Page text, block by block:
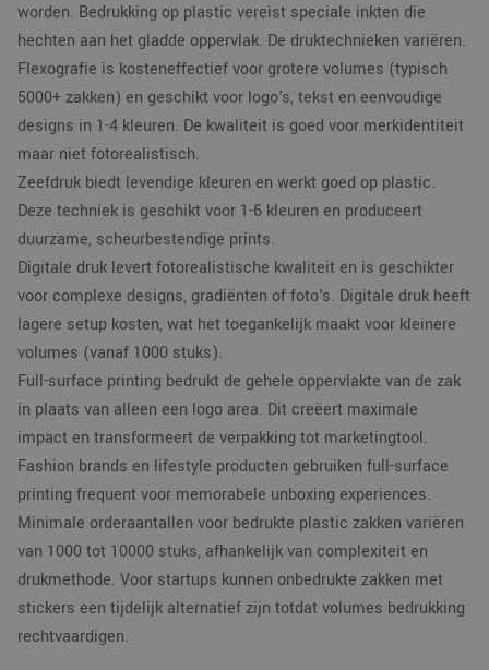
worden. Bedrukking op plastic vereist speciale inkten die
hechten aan het gladde oppervlak. De druktechnieken variëren.
Flexografie is kosteneffectief voor grotere volumes (typisch
5000+ zakken) en geschikt voor logo's, tekst en eenvoudige
designs in 1-4 kleuren. De kwaliteit is goed voor merkidentiteit
maar niet fotorealistisch.
Zeefdruk biedt levendige kleuren en werkt goed op plastic.
Deze techniek is geschikt voor 1-6 kleuren en produceert
duurzame, scheurbestendige prints.
Digitale druk levert fotorealistische kwaliteit en is geschikter
voor complexe designs, gradiënten of foto's. Digitale druk heeft
lagere setup kosten, wat het toegankelijk maakt voor kleinere
volumes (vanaf 1000 stuks).
Full-surface printing bedrukt de gehele oppervlakte van de zak
in plaats van alleen een logo area. Dit creëert maximale
impact en transformeert de verpakking tot marketingtool.
Fashion brands en lifestyle producten gebruiken full-surface
printing frequent voor memorabele unboxing experiences.
Minimale orderaantallen voor bedrukte plastic zakken variëren
van 1000 tot 10000 stuks, afhankelijk van complexiteit en
drukmethode. Voor startups kunnen onbedrukte zakken met
stickers een tijdelijk alternatief zijn totdat volumes bedrukking
rechtvaardigen.